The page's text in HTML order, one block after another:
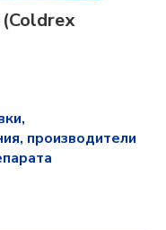
производители